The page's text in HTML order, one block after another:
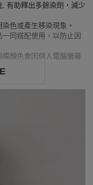
有助釋出多餘染劑，減少
色或產生移染現象。
同搭配使用，以防止因
顏色會因個人電腦螢幕
。